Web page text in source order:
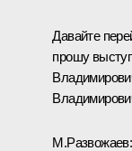
Давайте
прошу
М.Развожаев: